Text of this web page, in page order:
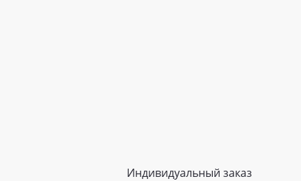
Индивидуальный заказ